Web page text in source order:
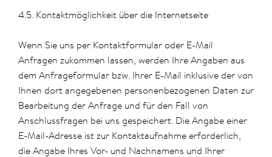
4.5. Kontaktmöglichkeit über die Internetseite
Wenn Sie uns per Kontaktformular oder E-Mail
Anfragen zukommen lassen, werden Ihre Angaben aus
dem Anfrageformular bzw. Ihrer E-Mail inklusive der von
Ihnen dort angegebenen personenbezogenen Daten zur
Bearbeitung der Anfrage und für den Fall von
Anschlussfragen bei uns gespeichert. Die Angabe einer
E-Mail-Adresse ist zur Kontaktaufnahme erforderlich,
die Angabe Ihres Vor- und Nachnamens und Ihrer